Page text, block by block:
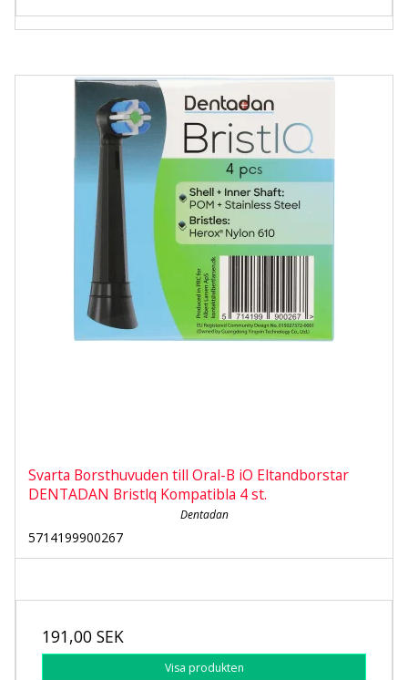
Svarta Borsthuvuden till Oral-B iO Eltandborstar
DENTADAN Bristlq Kompatibla 4 st.
Dentadan
5714199900267
191,00 SEK
Visa produkten